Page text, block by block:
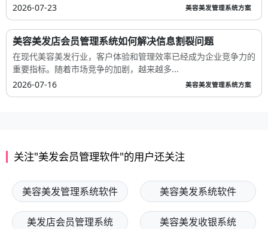
2026-07-23
美容美发管理系统方案
美容美发店会员管理系统如何解决信息割裂问题
在现代美容美发行业，客户体验和管理效率已经成为企业竞争力的
重要指标。随着市场竞争的加剧，越来越多...
2026-07-16
美容美发管理系统方案
关注"美发会员管理软件"的用户还关注
美容美发管理系统软件 美容美发系统软件
美发店会员管理系统 美容美发收银系统